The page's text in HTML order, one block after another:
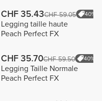
CHF 35.43CHF 59.05 40%
Legging taille haute
Peach Perfect FX
CHF 35.70CHF 59.50 40%
Legging Taille Normale
Peach Perfect FX